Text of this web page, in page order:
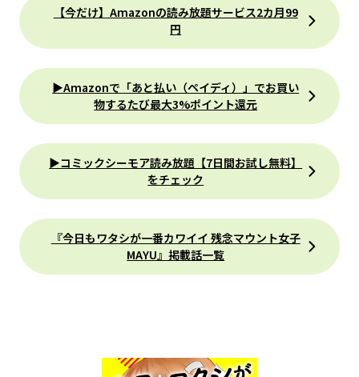
【今だけ】Amazonの読み放題サービス2カ月99
円
▶Amazonで「あと払い（ペイディ）」でお買い
物するたび最大3%ポイント還元
▶コミックシーモア読み放題【7日間お試し無料】
をチェック
『今日もワタシが一番カワイイ 残念マウント女子
MAYU』掲載話一覧